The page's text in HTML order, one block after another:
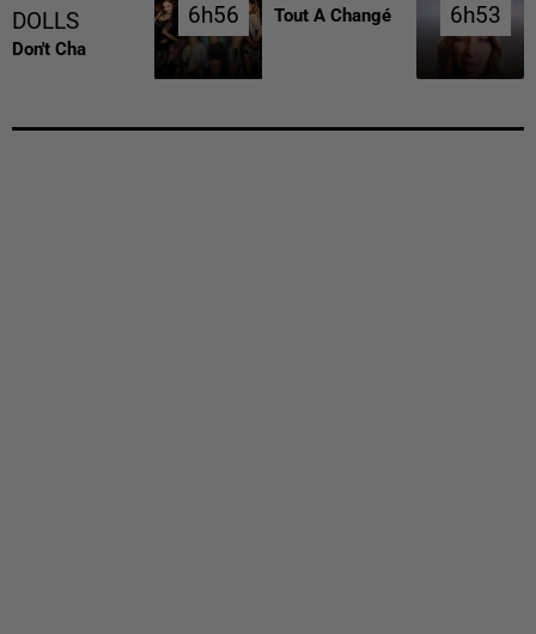
DOLLS
Don't Cha
6h56
6h56 Tout A Changé 6h53
6h53